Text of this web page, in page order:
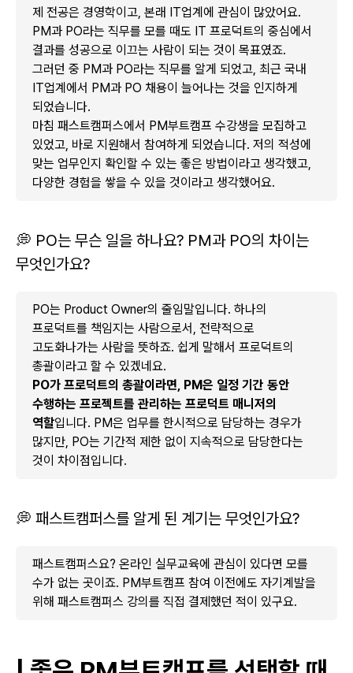
제 전공은 경영학이고, 본래 IT업계에 관심이 많았어요.
PM과 PO라는 직무를 모를 때도 IT 프로덕트의 중심에서
결과를 성공으로 이끄는 사람이 되는 것이 목표였죠.
그러던 중 PM과 PO라는 직무를 알게 되었고, 최근 국내
IT업계에서 PM과 PO 채용이 늘어나는 것을 인지하게
되었습니다.
마침 패스트캠퍼스에서 PM부트캠프 수강생을 모집하고
있었고, 바로 지원해서 참여하게 되었습니다. 저의 적성에
맞는 업무인지 확인할 수 있는 좋은 방법이라고 생각했고,
다양한 경험을 쌓을 수 있을 것이라고 생각했어요.
💭 PO는 무슨 일을 하나요? PM과 PO의 차이는
무엇인가요?
PO는 Product Owner의 줄임말입니다. 하나의
프로덕트를 책임지는 사람으로서, 전략적으로
고도화나가는 사람을 뜻하죠. 쉽게 말해서 프로덕트의
총괄이라고 할 수 있겠네요.
PO가 프로덕트의 총괄이라면, PM은 일정 기간 동안
수행하는 프로젝트를 관리하는 프로덕트 매니저의
역할입니다. PM은 업무를 한시적으로 담당하는 경우가
많지만, PO는 기간적 제한 없이 지속적으로 담당한다는
것이 차이점입니다.
💭 패스트캠퍼스를 알게 된 계기는 무엇인가요?
패스트캠퍼스요? 온라인 실무교육에 관심이 있다면 모를
수가 없는 곳이죠. PM부트캠프 참여 이전에도 자기계발을
위해 패스트캠퍼스 강의를 직접 결제했던 적이 있구요.